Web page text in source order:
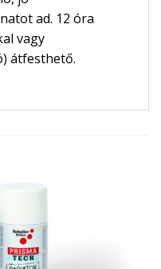
ad. 12 óra
vagy
átfesthető.